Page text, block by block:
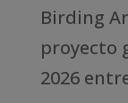
Birding
proyecto
2026